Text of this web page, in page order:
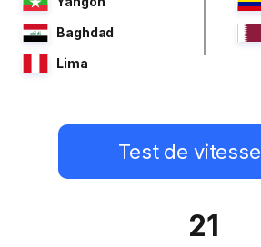
Baghdad
Lima
Test de vitesse
21